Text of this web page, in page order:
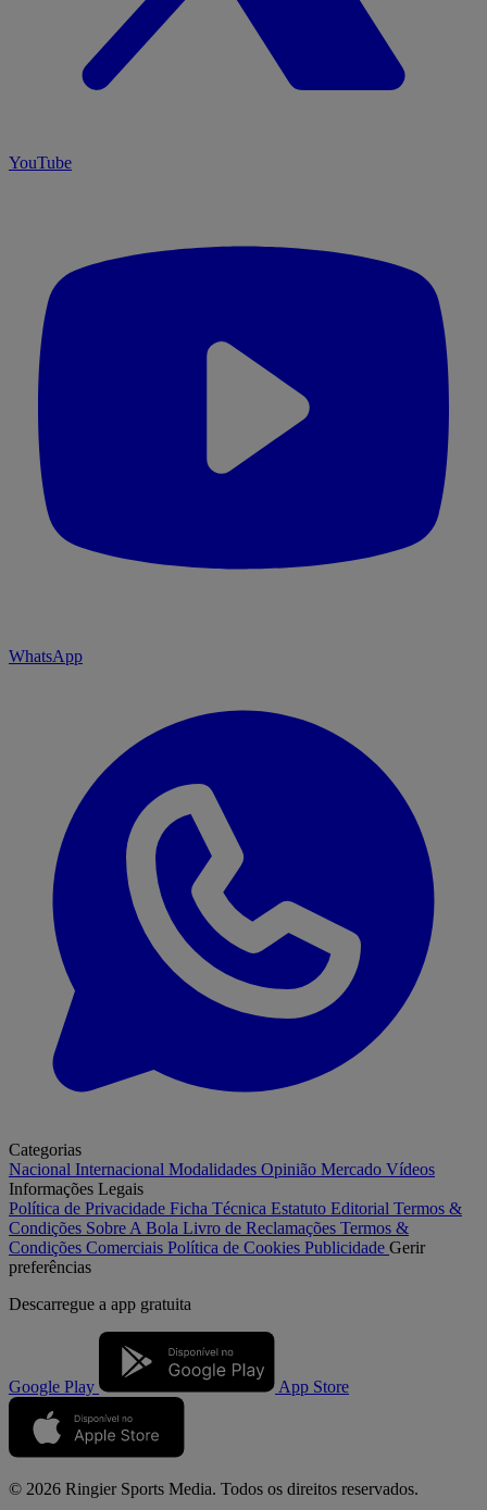
YouTube
WhatsApp
Categorias
Nacional Internacional Modalidades Opinião Mercado Vídeos
Informações Legais
Política de Privacidade Ficha Técnica Estatuto Editorial Termos &
Condições Sobre A Bola Livro de Reclamações Termos &
Condições Comerciais Política de Cookies Publicidade Gerir
preferências
Descarregue a app gratuita
Google Play App Store
© 2026 Ringier Sports Media. Todos os direitos reservados.